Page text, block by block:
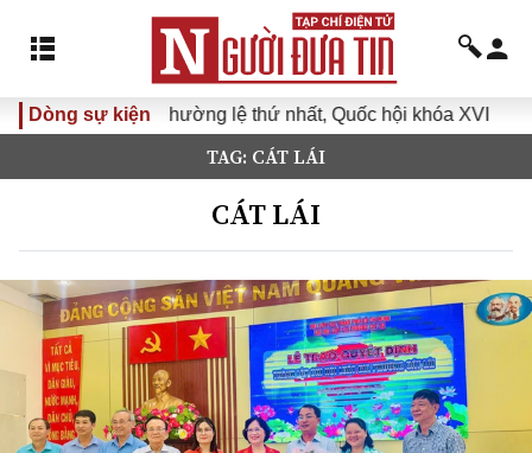
Dòng sự kiện
thường lệ thứ nhất, Quốc hội khóa XVI Đưa Nghị quyết
TAG: CÁT LÁI
CÁT LÁI